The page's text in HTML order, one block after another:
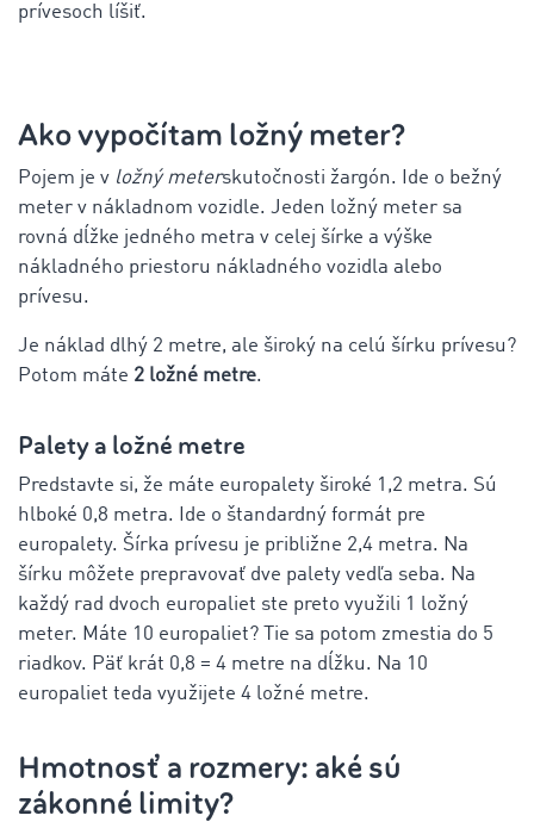
prívesoch líšiť.
Ako vypočítam ložný meter?
Pojem je v ložný meterskutočnosti žargón. Ide o bežný
meter v nákladnom vozidle. Jeden ložný meter sa
rovná dĺžke jedného metra v celej šírke a výške
nákladného priestoru nákladného vozidla alebo
prívesu.
Je náklad dlhý 2 metre, ale široký na celú šírku prívesu?
Potom máte 2 ložné metre.
Palety a ložné metre
Predstavte si, že máte europalety široké 1,2 metra. Sú
hlboké 0,8 metra. Ide o štandardný formát pre
europalety. Šírka prívesu je približne 2,4 metra. Na
šírku môžete prepravovať dve palety vedľa seba. Na
každý rad dvoch europaliet ste preto využili 1 ložný
meter. Máte 10 europaliet? Tie sa potom zmestia do 5
riadkov. Päť krát 0,8 = 4 metre na dĺžku. Na 10
europaliet teda využijete 4 ložné metre.
Hmotnosť a rozmery: aké sú
zákonné limity?